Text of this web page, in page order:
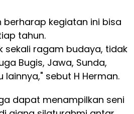
berharap kegiatan ini bisa
tahun.
sekali ragam budaya, tidak
Bugis, Jawa, Sunda,
sebut H Herman.
dapat menampilkan seni